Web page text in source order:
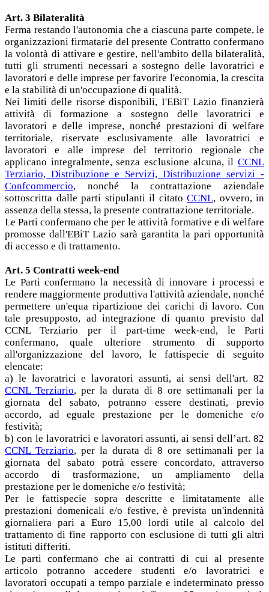
Art. 3 Bilateralità
Ferma restando l'autonomia che a ciascuna parte compete, le
organizzazioni firmatarie del presente Contratto confermano
la volontà di attivare e gestire, nell'ambito della bilateralità,
tutti gli strumenti necessari a sostegno delle lavoratrici e
lavoratori e delle imprese per favorire l'economia, la crescita
e la stabilità di un'occupazione di qualità.
Nei limiti delle risorse disponibili, I'EBiT Lazio finanzierà
attività di formazione a sostegno delle lavoratrici e
lavoratori e delle imprese, nonché prestazioni di welfare
territoriale, riservate esclusivamente alle lavoratrici e
lavoratori e alle imprese del territorio regionale che
applicano integralmente, senza esclusione alcuna, il CCNL
Terziario, Distribuzione e Servizi, Distribuzione servizi -
Confcommercio, nonché la contrattazione aziendale
sottoscritta dalle parti stipulanti il citato CCNL, ovvero, in
assenza della stessa, la presente contrattazione territoriale.
Le Parti confermano che per le attività formative e di welfare
promosse dall'EBiT Lazio sarà garantita la pari opportunità
di accesso e di trattamento.
Art. 5 Contratti week-end
Le Parti confermano la necessità di innovare i processi e
rendere maggiormente produttiva l'attività aziendale, nonché
permettere un'equa ripartizione dei carichi di lavoro. Con
tale presupposto, ad integrazione di quanto previsto dal
CCNL Terziario per il part-time week-end, le Parti
confermano, quale ulteriore strumento di supporto
all'organizzazione del lavoro, le fattispecie di seguito
elencate:
a) le lavoratrici e lavoratori assunti, ai sensi dell'art. 82
CCNL Terziario, per la durata di 8 ore settimanali per la
giornata del sabato, potranno essere destinati, previo
accordo, ad eguale prestazione per le domeniche e/o
festività;
b) con le lavoratrici e lavoratori assunti, ai sensi dell’art. 82
CCNL Terziario, per la durata di 8 ore settimanali per la
giornata del sabato potrà essere concordato, attraverso
accordo di trasformazione, un ampliamento della
prestazione per le domeniche e/o festività;
Per le fattispecie sopra descritte e limitatamente alle
prestazioni domenicali e/o festive, è prevista un'indennità
giornaliera pari a Euro 15,00 lordi utile al calcolo del
trattamento di fine rapporto con esclusione di tutti gli altri
istituti differiti.
Le parti confermano che ai contratti di cui al presente
articolo potranno accedere studenti e/o lavoratrici e
lavoratori occupati a tempo parziale e indeterminato presso